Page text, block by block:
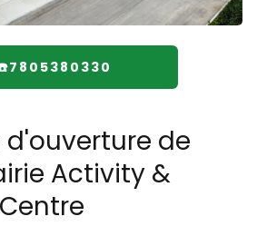
d'ouverture de
Activity &